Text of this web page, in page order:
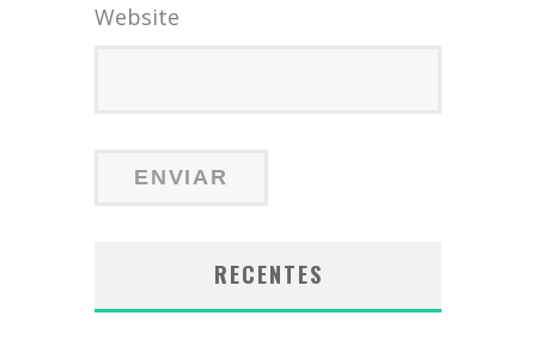
Website
RECENTES